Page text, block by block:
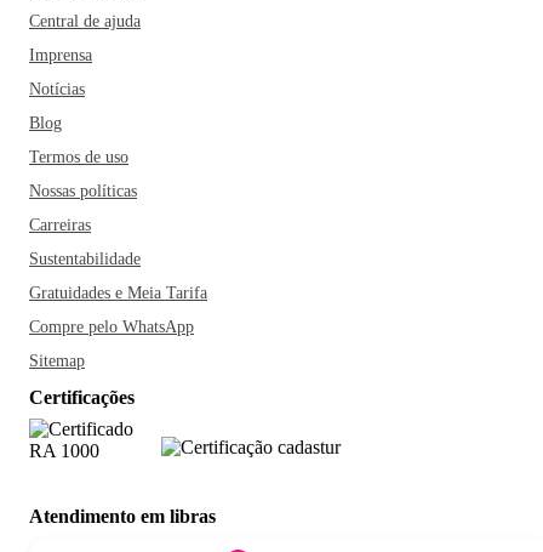
Central de ajuda
Imprensa
Notícias
Blog
Termos de uso
Nossas políticas
Carreiras
Sustentabilidade
Gratuidades e Meia Tarifa
Compre pelo WhatsApp
Sitemap
Certificações
Atendimento em libras